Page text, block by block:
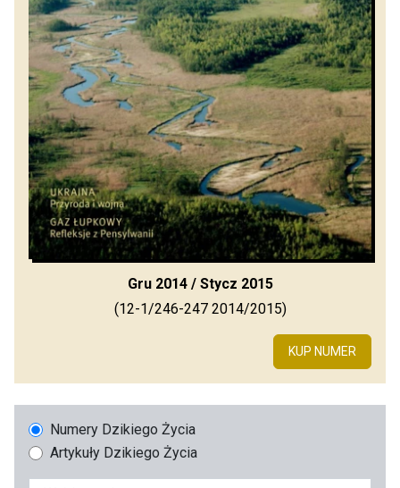
Gru 2014 / Stycz 2015
(12-1/246-247 2014/2015)
KUP NUMER
Numery Dzikiego Życia
Artykuły Dzikiego Życia